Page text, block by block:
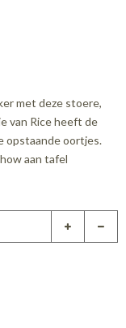
met deze stoere,
van Rice heeft de
opstaande oortjes.
aan tafel